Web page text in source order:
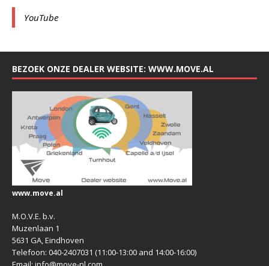
YouTube
BEZOEK ONZE DEALER WEBSITE: WWW.MOVE.AL
www.move.al
M.O.V.E. b.v.
Muzenlaan 1
5631 GA, Eindhoven
Telefoon: 040-2407031 (11:00-13:00 and 14:00-16:00)